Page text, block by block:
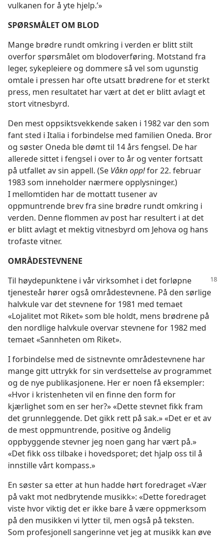
vulkanen for å yte hjelp.’»
SPØRSMÅLET OM BLOD
Mange brødre rundt omkring i verden er blitt stilt
overfor spørsmålet om blodoverføring. Motstand fra
leger, sykepleiere og dommere så vel som ugunstig
omtale i pressen har ofte utsatt brødrene for et sterkt
press, men resultatet har vært at det er blitt avlagt et
stort vitnesbyrd.
Den mest oppsiktsvekkende saken i 1982 var den som
fant sted i Italia i forbindelse med familien Oneda. Bror
og søster Oneda ble dømt til 14 års fengsel. De har
allerede sittet i fengsel i over to år og venter fortsatt
på utfallet av sin appell. (Se Våkn opp!for 22. februar
1983 som inneholder nærmere opplysninger.)
I mellomtiden har de mottatt tusener av
oppmuntrende brev fra sine brødre rundt omkring i
verden. Denne flommen av post har resultert i at det
er blitt avlagt et mektig vitnesbyrd om Jehova og hans
trofaste vitner.
OMRÅDESTEVNENE
Til høydepunktene i vår virksomhet i det forløpne
tjenesteår hører også områdestevnene. På den sørlige
halvkule var det stevnene for 1981 med temaet
«Lojalitet mot Riket» som ble holdt, mens brødrene på
den nordlige halvkule overvar stevnene for 1982 med
temaet «Sannheten om Riket».
I forbindelse med de sistnevnte områdestevnene har
mange gitt uttrykk for sin verdsettelse av programmet
og de nye publikasjonene. Her er noen få eksempler:
«Hvor i kristenheten vil en finne den form for
kjærlighet som en ser her?» «Dette stevnet fikk fram
det grunnleggende. Det gikk rett på sak.» «Det er et av
de mest oppmuntrende, positive og åndelig
oppbyggende stevner jeg noen gang har vært på.»
«Det fikk oss tilbake i hovedsporet; det hjalp oss til å
innstille vårt kompass.»
En søster sa etter at hun hadde hørt foredraget «Vær
på vakt mot nedbrytende musikk»: «Dette foredraget
viste hvor viktig det er ikke bare å være oppmerksom
på den musikken vi lytter til, men også på teksten.
Som profesjonell sangerinne vet jeg at musikk kan øve